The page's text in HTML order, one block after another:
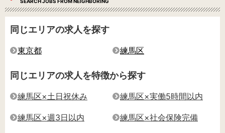
同じエリアの求人を探す
東京都 練馬区
同じエリアの求人を特徴から探す
練馬区×土日祝休み 練馬区×実働5時間以内
練馬区×週3日以内 練馬区×社会保険完備